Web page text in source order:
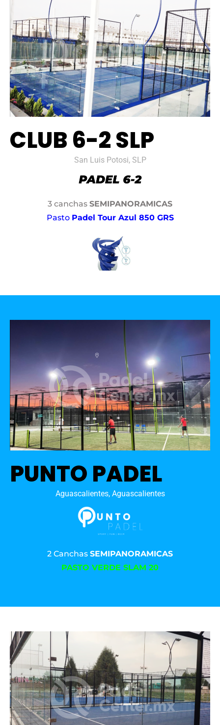
CLUB 6-2 SLP
San Luis Potosi, SLP
3 canchas SEMIPANORAMICAS
Pasto Padel Tour Azul 850 GRS
PUNTO PADEL
Aguascalientes, Aguascalientes
2 Canchas SEMIPANORAMICAS
PASTO VERDE SLAM 20